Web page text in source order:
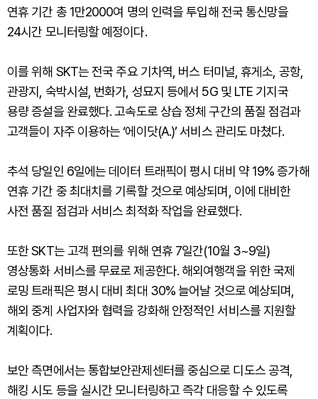
연휴 기간 총 1만2000여 명의 인력을 투입해 전국 통신망을
24시간 모니터링할 예정이다.
이를 위해 SKT는 전국 주요 기차역, 버스 터미널, 휴게소, 공항,
관광지, 숙박시설, 번화가, 성묘지 등에서 5G 및 LTE 기지국
용량 증설을 완료했다. 고속도로 상습 정체 구간의 품질 점검과
고객들이 자주 이용하는 ‘에이닷(A.)’ 서비스 관리도 마쳤다.
추석 당일인 6일에는 데이터 트래픽이 평시 대비 약 19% 증가해
연휴 기간 중 최대치를 기록할 것으로 예상되며, 이에 대비한
사전 품질 점검과 서비스 최적화 작업을 완료했다.
또한 SKT는 고객 편의를 위해 연휴 7일간(10월 3~9일)
영상통화 서비스를 무료로 제공한다. 해외여행객을 위한 국제
로밍 트래픽은 평시 대비 최대 30% 늘어날 것으로 예상되며,
해외 중계 사업자와 협력을 강화해 안정적인 서비스를 지원할
계획이다.
보안 측면에서는 통합보안관제센터를 중심으로 디도스 공격,
해킹 시도 등을 실시간 모니터링하고 즉각 대응할 수 있도록